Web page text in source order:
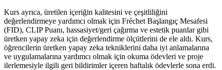
Kurs ayrıca, üretilen içeriğin kalitesini ve çeşitliliğini
değerlendirmeye yardımcı olmak için Fréchet Başlangıç Mesafesi
(FID), CLIP Puanı, hassasiyet/geri çağırma ve estetik puanlar gibi
üretken yapay zeka için değerlendirme ölçütlerini de ele aldı. Kurs,
öğrencilerin üretken yapay zeka tekniklerini daha iyi anlamalarına
ve uygulamalarına yardımcı olmak için okuma ödevleri ve proje
ilerlemesiyle ilgili geri bildirimler içeren haftalık ödevlerle sona erdi.